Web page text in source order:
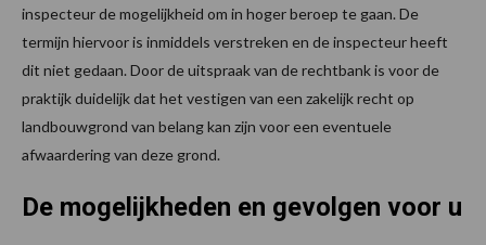
inspecteur de mogelijkheid om in hoger beroep te gaan. De
termijn hiervoor is inmiddels verstreken en de inspecteur heeft
dit niet gedaan. Door de uitspraak van de rechtbank is voor de
praktijk duidelijk dat het vestigen van een zakelijk recht op
landbouwgrond van belang kan zijn voor een eventuele
afwaardering van deze grond.
De mogelijkheden en gevolgen voor u